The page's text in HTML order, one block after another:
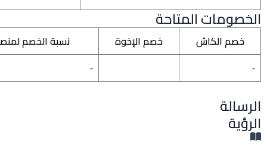
الخصومات المتاحة
خصم الكاش خصم الإخوة
نسبة الخصم
-
-
الرسالة
الرؤية